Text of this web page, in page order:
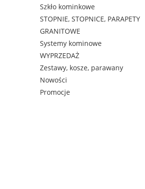
Szkło kominkowe
STOPNIE, STOPNICE, PARAPETY
GRANITOWE
Systemy kominowe
WYPRZEDAŻ
Zestawy, kosze, parawany
Nowości
Promocje